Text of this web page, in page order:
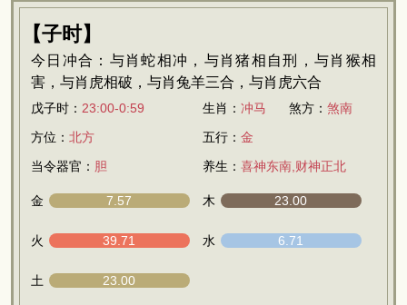
【子时】
今日冲合：与肖蛇相冲，与肖猪相自刑，与肖猴相
害，与肖虎相破，与肖兔羊三合，与肖虎六合
戊子时： 23:00-0:59 生肖： 冲马 煞方： 煞南
方位： 北方 五行： 金
当令器官： 胆 养生： 喜神东南,财神正北
金 7.57 木 23.00
火 39.71 水 6.71
土 23.00